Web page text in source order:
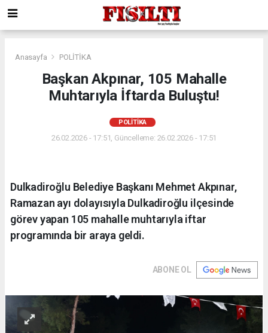
Anasayfa POLİTİKA
Başkan Akpınar, 105 Mahalle
Muhtarıyla İftarda Buluştu!
POLİTİKA
26.02.2026 - 17:51, Güncelleme: 26.02.2026 - 17:51
Dulkadiroğlu Belediye Başkanı Mehmet Akpınar,
Ramazan ayı dolayısıyla Dulkadiroğlu ilçesinde
görev yapan 105 mahalle muhtarıyla iftar
programında bir araya geldi.
ABONE OL